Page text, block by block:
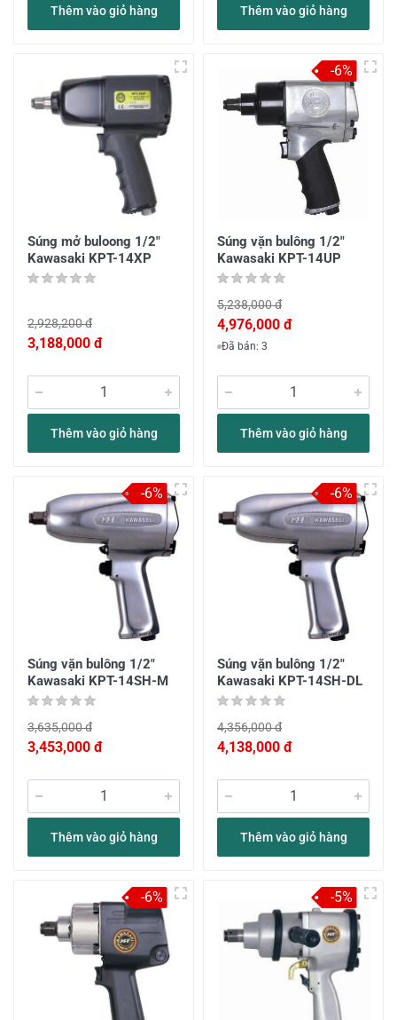
Thêm vào giỏ hàng Thêm vào giỏ hàng
Súng mở buloong 1/2"
Kawasaki KPT-14XP
2,928,200 đ
3,188,000 đ
Thêm vào giỏ hàng
Súng vặn bulông 1/2"
Kawasaki KPT-14UP
5,238,000 đ
4,976,000 đ
Đã bán: 3
Thêm vào giỏ hàng
-6%
Súng vặn bulông 1/2"
Kawasaki KPT-14SH-M
3,635,000 đ
3,453,000 đ
Thêm vào giỏ hàng
-6%
Súng vặn bulông 1/2"
Kawasaki KPT-14SH-DL
4,356,000 đ
4,138,000 đ
Thêm vào giỏ hàng
-6%
-6% -5%